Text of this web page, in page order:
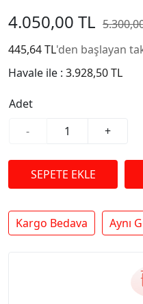
4.050,00 TL
445,64 TL'den başlayan
Havale ile : 3.928,50 TL
Adet
-
+
Kargo Bedava Aynı